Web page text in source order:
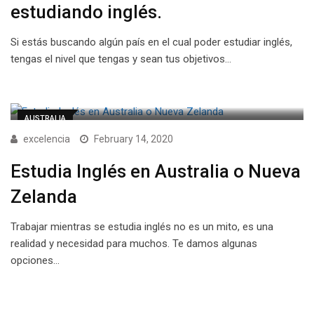
estudiando inglés.
Si estás buscando algún país en el cual poder estudiar inglés,
tengas el nivel que tengas y sean tus objetivos…
AUSTRALIA
excelencia February 14, 2020
Estudia Inglés en Australia o Nueva
Zelanda
Trabajar mientras se estudia inglés no es un mito, es una
realidad y necesidad para muchos. Te damos algunas
opciones…